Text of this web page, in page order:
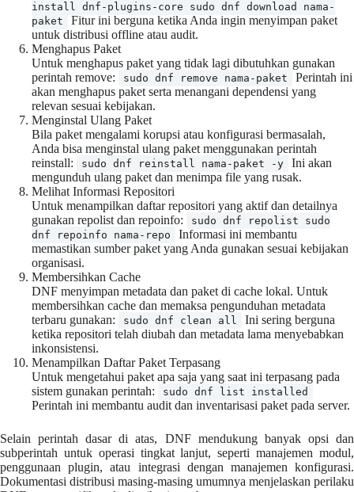
install dnf-plugins-core sudo dnf download nama-
paket
Fitur ini berguna ketika Anda ingin menyimpan paket
untuk distribusi offline atau audit.
Menghapus Paket
Untuk menghapus paket yang tidak lagi dibutuhkan gunakan
perintah remove:
sudo dnf remove nama-paket
Perintah ini
akan menghapus paket serta menangani dependensi yang
relevan sesuai kebijakan.
Menginstal Ulang Paket
Bila paket mengalami korupsi atau konfigurasi bermasalah,
Anda bisa menginstal ulang paket menggunakan perintah
reinstall:
sudo dnf reinstall nama-paket -y
Ini akan
mengunduh ulang paket dan menimpa file yang rusak.
Melihat Informasi Repositori
Untuk menampilkan daftar repositori yang aktif dan detailnya
gunakan repolist dan repoinfo:
sudo dnf repolist sudo
dnf repoinfo nama-repo
Informasi ini membantu
memastikan sumber paket yang Anda gunakan sesuai kebijakan
organisasi.
Membersihkan Cache
DNF menyimpan metadata dan paket di cache lokal. Untuk
membersihkan cache dan memaksa pengunduhan metadata
terbaru gunakan:
sudo dnf clean all
Ini sering berguna
ketika repositori telah diubah dan metadata lama menyebabkan
inkonsistensi.
Menampilkan Daftar Paket Terpasang
Untuk mengetahui paket apa saja yang saat ini terpasang pada
sistem gunakan perintah:
sudo dnf list installed
Perintah ini membantu audit dan inventarisasi paket pada server.
Selain perintah dasar di atas, DNF mendukung banyak opsi dan
subperintah untuk operasi tingkat lanjut, seperti manajemen modul,
penggunaan plugin, atau integrasi dengan manajemen konfigurasi.
Dokumentasi distribusi masing-masing umumnya menjelaskan perilaku